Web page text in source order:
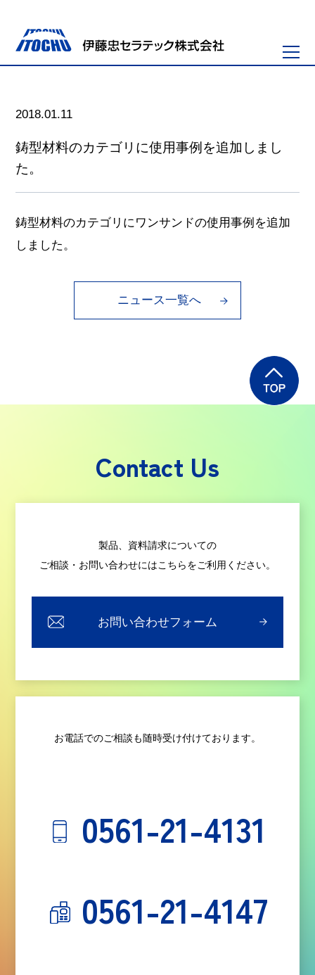
2018.01.11
鋳型材料のカテゴリに使用事例を追加しまし
た。
鋳型材料のカテゴリにワンサンドの使用事例を追加
しました。
ニュース一覧へ
Contact Us
製品、資料請求についての
ご相談・お問い合わせにはこちらをご利用ください。
お問い合わせフォーム
お電話でのご相談も随時受け付けております。
0561-21-4131
0561-21-4147